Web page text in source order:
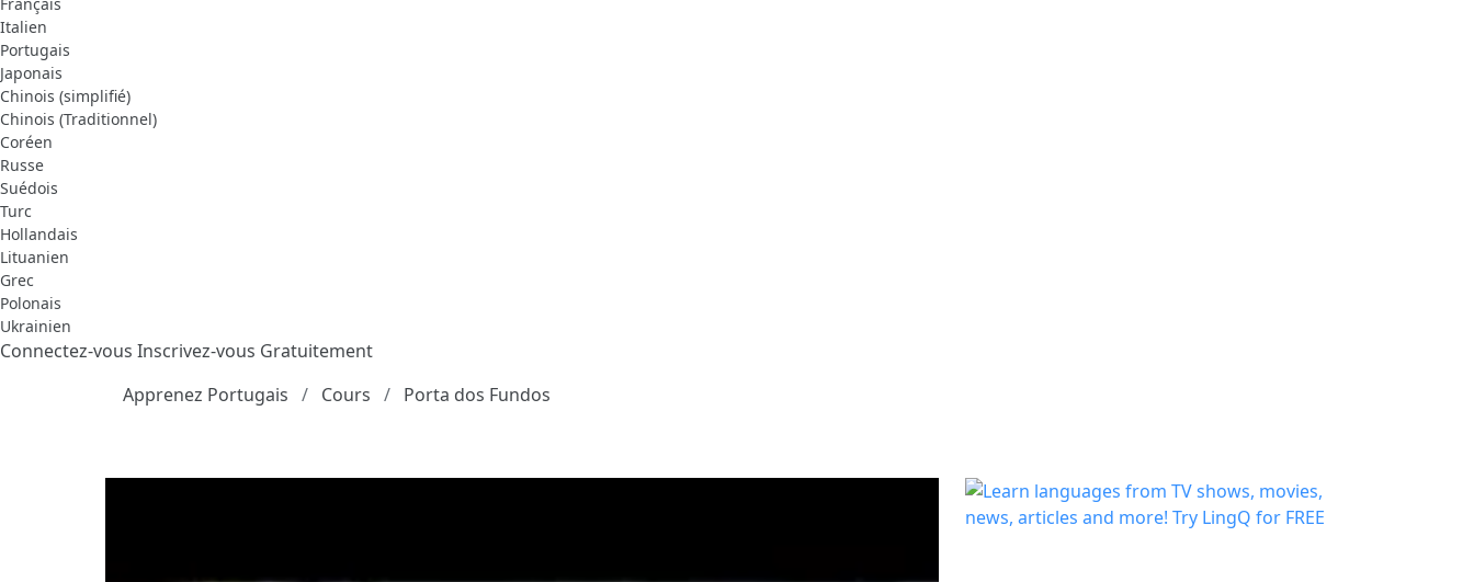
Italien
Portugais
Japonais
Chinois (simplifié)
Chinois (Traditionnel)
Coréen
Russe
Suédois
Turc
Hollandais
Lituanien
Grec
Polonais
Ukrainien
Connectez-vous Inscrivez-vous Gratuitement
Apprenez Portugais
Cours Porta dos Fundos